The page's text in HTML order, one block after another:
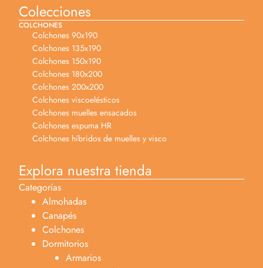
Colecciones
COLCHONES
Colchones 90x190
Colchones 135x190
Colchones 150x190
Colchones 180x200
Colchones 200x200
Colchones viscoelésticos
Colchones muelles ensacados
Colchones espuma HR
Colchones híbridos de muelles y visco
Explora nuestra tienda
Categorías
Almohadas
Canapés
Colchones
Dormitorios
Armarios